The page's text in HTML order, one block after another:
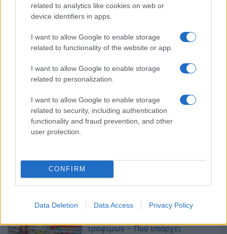
related to analytics like cookies on web or
device identifiers in apps.
I want to allow Google to enable storage
related to functionality of the website or app.
I want to allow Google to enable storage
related to personalization.
I want to allow Google to enable storage
related to security, including authentication
functionality and fraud prevention, and other
user protection.
CONFIRM
Data Deletion Data Access Privacy Policy
τιμές ήρθαν για να μείνουν
29/10/2025 - 14:19
δωρεάν πακέτα με τρόφιμα και
είδη σπιτιού
Στο κόκκινο η ακρίβεια: Σε
τροφίμων – Πού υπάρχει